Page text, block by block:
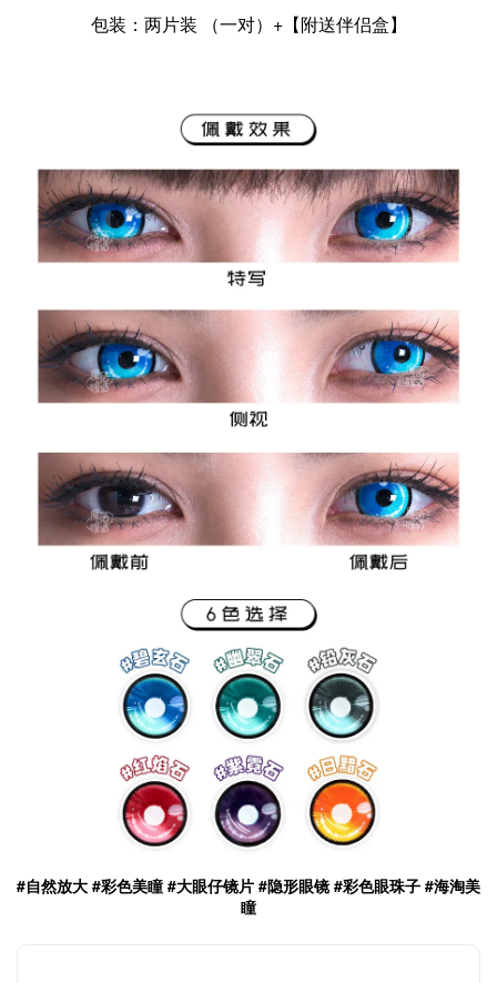
包装：两片装 （一对）+【附送伴侣盒】
#自然放大 #彩色美瞳 #大眼仔镜片 #隐形眼镜 #彩色眼珠子 #海淘美
瞳